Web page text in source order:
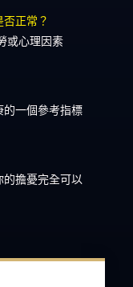
正常？
或心理因素
的一個參考指標
的擔憂完全可以